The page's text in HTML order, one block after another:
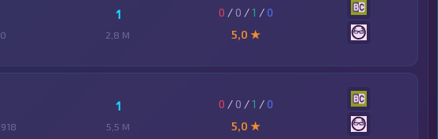
1
2,8 M
0 / 0 /1 /0
5,0 ★
1
5,5 M
0 / 0 /1 /0
5,0 ★